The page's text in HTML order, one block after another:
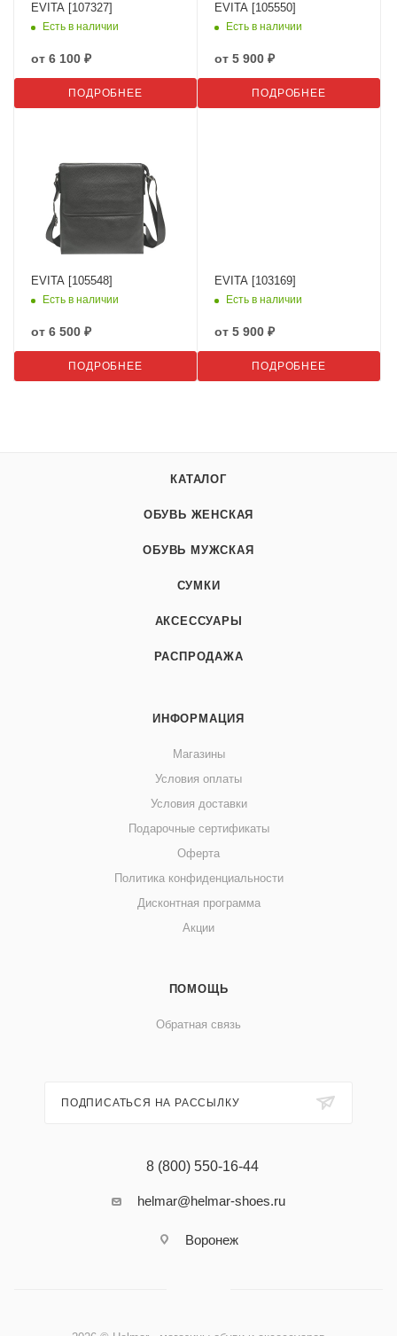
EVITA [107327]
Есть в наличии
от 6 100 ₽
ПОДРОБНЕЕ
EVITA [105550]
Есть в наличии
от 5 900 ₽
ПОДРОБНЕЕ
EVITA [105548]
Есть в наличии
от 6 500 ₽
ПОДРОБНЕЕ
EVITA [103169]
Есть в наличии
от 5 900 ₽
ПОДРОБНЕЕ
КАТАЛОГ
ОБУВЬ ЖЕНСКАЯ
ОБУВЬ МУЖСКАЯ
СУМКИ
АКСЕССУАРЫ
РАСПРОДАЖА
ИНФОРМАЦИЯ
Магазины
Условия оплаты
Условия доставки
Подарочные сертификаты
Оферта
Политика конфиденциальности
Дисконтная программа
Акции
ПОМОЩЬ
Обратная связь
ПОДПИСАТЬСЯ НА РАССЫЛКУ
8 (800) 550-16-44
helmar@helmar-shoes.ru
Воронеж